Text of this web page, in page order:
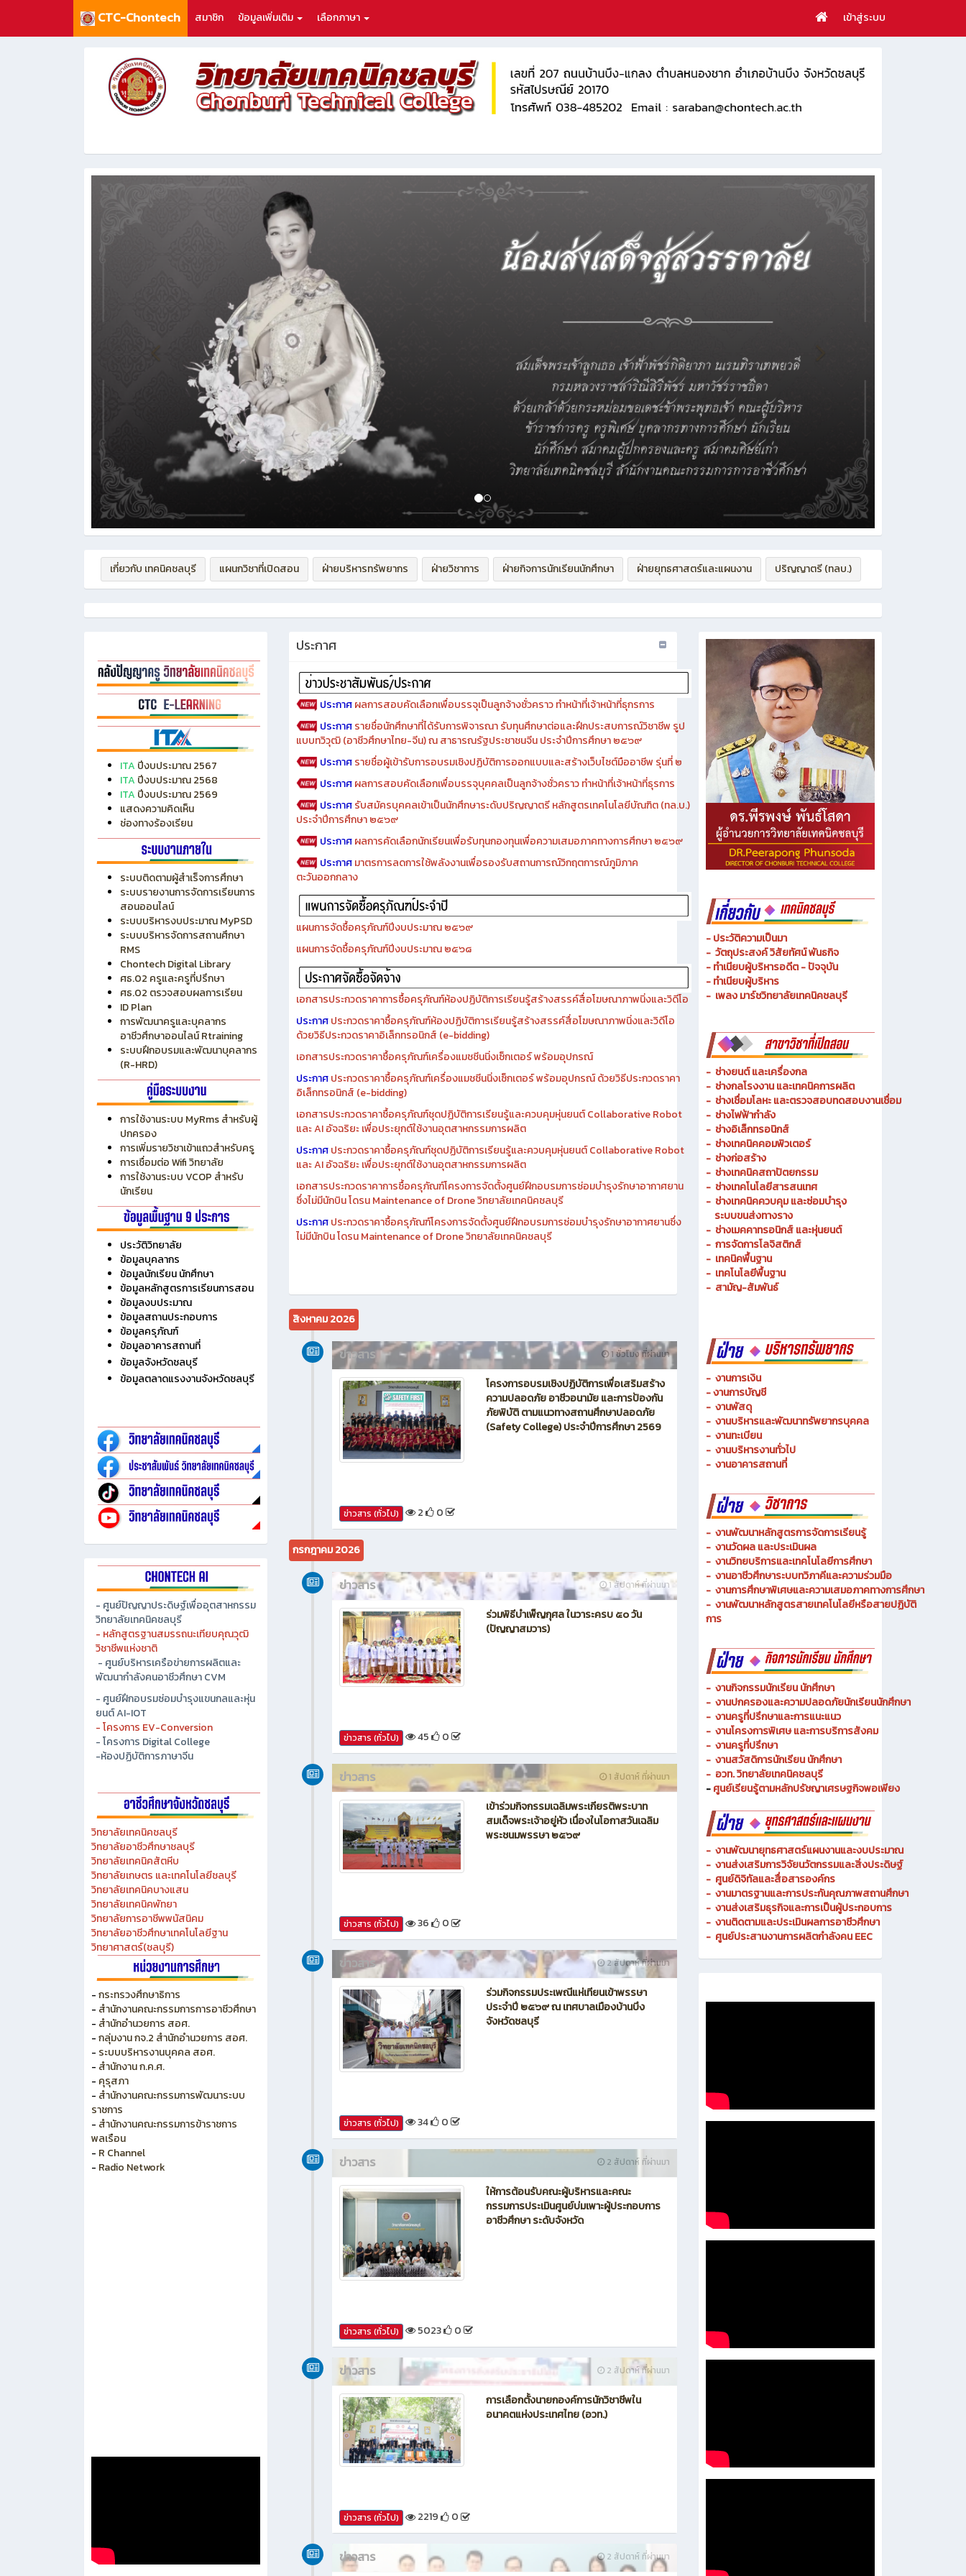
CTC-Chontech สมาชิก ข้อมูลเพิ่มเติม เลือกภาษา เข้าสู่ระบบ
ITAปีงบประมาณ 2567
ITAปีงบประมาณ 2568
ปีงบประมาณ 2569
แสดงความคิดเห็น
ช่องทางร้องเรียน
ระบบติดตามผู้สำเร็จการศึกษา
ระบบรายงานการจัดการเรียนการ
สอนออนไลน์
ระบบบริหารงบประมาณ MyPSD
ระบบบริหารจัดการสถานศึกษา
RMS
Chontech Digital Library
ศธ.02 ครูและครูที่ปรึกษา
ศธ.02 ตรวจสอบผลการเรียน
ID Plan
การพัฒนาครูและบุคลากร
อาชีวศึกษาออนไลน์ Rtraining
ระบบฝึกอบรมและพัฒนาบุคลากร
(R-HRD)
การใช้งานระบบ MyRms สำหรับผู้
ปกครอง
การเพิ่มรายวิชาเข้าแถวสำหรับครู
การเชื่อมต่อ Wifi วิทยาลัย
การใช้งานระบบ VCOP สำหรับ
นักเรียน
ประวัติวิทยาลัย
ข้อมูลบุคลากร
ข้อมูลนักเรียน นักศึกษา
ข้อมูลหลักสูตรการเรียนการสอน
ข้อมูลงบประมาณ
ข้อมูลสถานประกอบการ
ข้อมูลตลาดแรงงานจังหวัดชลบุรี
- ศูนย์ปัญญาประดิษฐ์เพื่ออุตสาหกรรม
วิทยาลัยเทคนิคชลบุรี
- หลักสูตรฐานสมรรถนะเทียบคุณวุฒิ
วิชาชีพแห่งชาติ
- ศูนย์บริหารเครือข่ายการผลิตและ
พัฒนากำลังคนอาชีวศึกษา CVM
- ศูนย์ฝึกอบรมซ่อมบำรุงแขนกลและหุ่น
- โครงการ Digital College
-ห้องปฏิบัติการภาษาจีน
วิทยาลัยเทคนิคชลบุรี
วิทยาลัยอาชีวศึกษาชลบุรี
วิทยาลัยเทคนิคสัตหีบ
วิทยาลัยเกษตร และเทคโนโลยีชลบุรี
วิทยาลัยเทคนิคบางแสน
วิทยาลัยเทคนิคพัทยา
วิทยาลัยการอาชีพพนัสนิคม
วิทยาลัยอาชีวศึกษาเทคโนโลยีฐาน
วิทยาศาสตร์(ชลบุรี)
- กระทรวงศึกษาธิการ
- สำนักงานคณะกรรมการการอาชีวศึกษา
- สำนักอำนวยการ สอศ.
- กลุ่มงาน กจ.2 สำนักอำนวยการ สอศ.
-ระบบบริหารงานบุคคล สอศ.
- สำนักงาน ก.ค.ศ.
-คุรุสภา
- สำนักงานคณะกรรมการพัฒนาระบบ
ราชการ
ประกาศ
ประกาศผลการสอบคัดเลือกเพื่อบรรจุเป็นลูกจ้างชั่วคราว ทำหน้าที่เจ้าหน้าที่ธุกรการ
ประกาศรายชื่อนักศึกษาที่ได้รับการพิจารณา รับทุนศึกษาต่อและฝึกประสบการณ์วิชาชีพ รูป
แบบทวิวุฒิ (อาชีวศึกษาไทย-จีน) ณ สาธารณรัฐประชาชนจีน ประจำปีการศึกษา ๒๕๖๙
ประกาศรายชื่อผู้เข้ารับการอบรมเชิงปฏิบัติการออกแบบและสร้างเว็บไซต์มืออาชีพ รุ่นที่ ๒
ประกาศผลการสอบคัดเลือกเพื่อบรรจุบุคคลเป็นลูกจ้างชั่วคราว ทำหน้าที่เจ้าหน้าที่ธุรการ
ประกาศรับสมัครบุคคลเข้าเป็นนักศึกษาระดับปริญญาตรี หลักสูตรเทคโนโลยีบัณฑิต (ทล.บ.)
ประจำปีการศึกษา ๒๕๖๙
ประกาศผลการคัดเลือกนักเรียนเพื่อรับทุนกองทุนเพื่อความเสมอภาคทางการศึกษา ๒๕๖๙
ประกาศมาตรการลดการใช้พลังงานเพื่อรองรับสถานการณ์วิกฤตการณ์ภูมิภาค
ตะวันออกกลาง
แผนการจัดซื้อครุภัณฑ์ปีงบประมาณ ๒๕๖๙
แผนการจัดซื้อครุภัณฑ์ปีงบประมาณ ๒๕๖๘
เอกสารประกวดราคาการซื้อครุภัณฑ์ห้องปฏิบัติการเรียนรู้สร้างสรรค์สื่อโฆษณาภาพนิ่งและวิดีโอ
ประกาศประกวดราคาซื้อครุภัณฑ์ห้องปฏิบัติการเรียนรู้สร้างสรรค์สื่อโฆษณาภาพนิ่งและวิดีโอ
ด้วยวิธีประกวดราคาอิเล็กทรอนิกส์ (e-bidding)
เอกสารประกวดราคาซื้อครุภัณฑ์เครื่องแมชชีนนิ่งเซ็กเตอร์ พร้อมอุปกรณ์
ประกาศประกวดราคาซื้อครุภัณฑ์เครื่องแมชชีนนิ่งเซ็กเตอร์ พร้อมอุปกรณ์ ด้วยวิธีประกวดราคา
อิเล็กทรอนิกส์ (e-bidding)
เอกสารประกวดราคาซื้อครุภัณฑ์ชุดปฏิบัติการเรียนรู้และควบคุมหุ่นยนต์ Collaborative Robot
และ AI อัจฉริยะ เพื่อประยุกต์ใช้งานอุตสาหกรรมการผลิต
ประกาศประกวดราคาซื้อครุภัณฑ์ชุดปฏิบัติการเรียนรู้และควบคุมหุ่นยนต์ Collaborative Robot
และ AI อัจฉริยะ เพื่อประยุกต์ใช้งานอุตสาหกรรมการผลิต
เอกสารประกวดราคาการซื้อครุภัณฑ์โครงการจัดตั้งศูนย์ฝึกอบรมการซ่อมบำรุงรักษาอากาศยาน
ไม่มีนักบิน โดรน Maintenance of Drone วิทยาลัยเทคนิคชลบุรี
สิงหาคม 2026
1 ชั่วโมง ที่ผ่านมา
ข่าวสาร
ข่าวสาร (ทั่วไป) 2 0
กรกฎาคม 2026
ข่าวสาร
ข่าวสาร (ทั่วไป) 45 0
ข่าวสาร
ข่าวสาร (ทั่วไป) 36 0
ข่าวสาร
ข่าวสาร (ทั่วไป) 34 0
5023 0
ข่าวสาร
- ประวัติความเป็นมา
- ทำเนียบผู้บริหาร
- เพลง มาร์ชวิทยาลัยเทคนิคชลบุรี
- ช่างยนต์ และเครื่องกล
- ช่างกลโรงงาน และเทคนิคการผลิต
- ช่างเชื่อมโลหะ และตรวจสอบทดสอบงานเชื่อม
- ช่างไฟฟ้ากำลัง
- ช่างอิเล็กทรอนิกส์
- ช่างเทคนิคคอมพิวเตอร์
ช่างก่อสร้าง
- ช่างเทคนิคสถาปัตยกรรม
- ช่างเทคโนโลยีสารสนเทศ
- ช่างเทคนิคควบคุม และซ่อมบำรุง
ระบบขนส่งทางราง
- ช่างเมคคาทรอนิกส์ และหุ่นยนต์
-สามัญ-สัมพันธ์
- งานการเงิน
- งานการบัญชี
- งานพัสดุ
- งานทะเบียน
-งานบริหารงานทั่วไป
-งานอาคารสถานที่
- งานพัฒนาหลักสูตรการจัดการเรียนรู้
- งานวัดผล และประเมินผล
- งานวิทยบริการและเทคโนโลยีการศึกษา
- งานการศึกษาพิเศษและความเสมอภาคทางการศึกษา
- งานพัฒนาหลักสูตรสายเทคโนโลยีหรือสายปฏิบัติ
การ
- งานกิจกรรมนักเรียน นักศึกษา
- งานปกครองและความปลอดภัยนักเรียนนักศึกษา
- งานครูที่ปรึกษาและการแนะแนว
-งานโครงการพิเศษ และการบริการสังคม
-งานสวัสดิการนักเรียน นักศึกษา
-อวท. วิทยาลัยเทคนิคชลบุรี
- ศูนย์เรียนรู้ตามหลักปรัชญาเศรษฐกิจพอเพียง
- งานพัฒนายุทธศาสตร์แผนงานและงบประมาณ
- งานส่งเสริมการวิจัยนวัตกรรมและสิ่งประดิษฐ์
- ศูนย์ดิจิทัลและสื่อสารองค์กร